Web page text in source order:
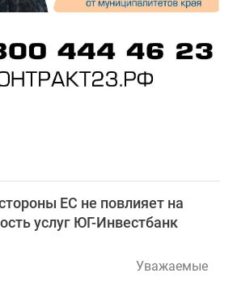
ЕС не повлияет на
услуг ЮГ-Инвестбанк